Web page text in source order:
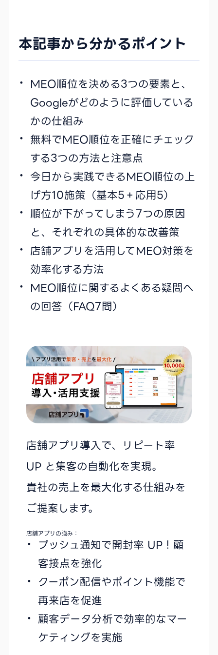
本記事から分かるポイント
MEO順位を決める3つの要素と、
Googleがどのように評価している
かの仕組み
無料でMEO順位を正確にチェック
する3つの方法と注意点
今日から実践できるMEO順位の上
げ方10施策（基本5＋応用5）
順位が下がってしまう7つの原因
と、それぞれの具体的な改善策
店舗アプリを活用してMEO対策を
効率化する方法
MEO順位に関するよくある疑問へ
の回答（FAQ7問）
店舗アプリ導入で、リピート率
UP と集客の自動化を実現。
貴社の売上を最大化する仕組みを
ご提案します。
店舗アプリの強み：
プッシュ通知で開封率 UP！顧
客接点を強化
クーポン配信やポイント機能で
再来店を促進
顧客データ分析で効率的なマー
ケティングを実施